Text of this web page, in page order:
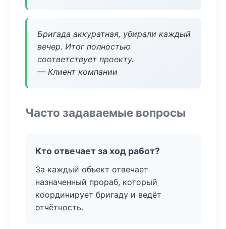
Бригада аккуратная, убирали каждый
вечер. Итог полностью
соответствует проекту.
— Клиент компании
Часто задаваемые вопросы
Кто отвечает за ход работ?
За каждый объект отвечает
назначенный прораб, который
координирует бригаду и ведёт
отчётность.